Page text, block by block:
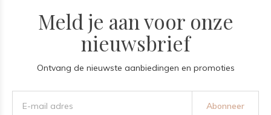
Meld je aan voor onze
nieuwsbrief
Ontvang de nieuwste aanbiedingen en promoties
Abonneer